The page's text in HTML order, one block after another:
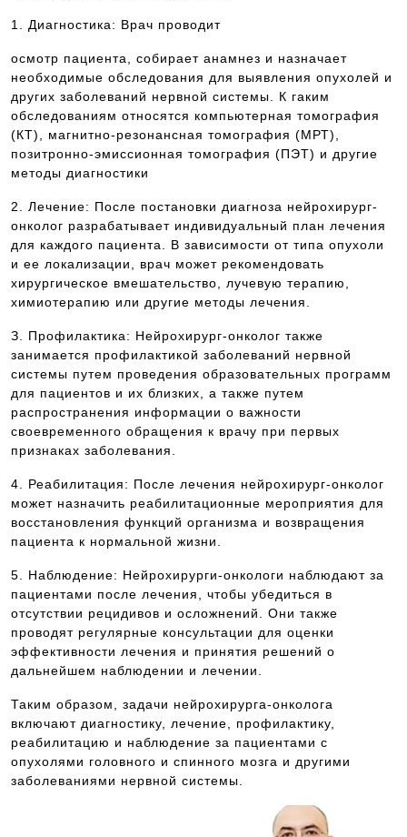
1. Диагностика: Врач проводит
осмотр пациента, собирает анамнез и назначает
необходимые обследования для выявления опухолей и
других заболеваний нервной системы. К гаким
обследованиям относятся компьютерная томография
(КТ), магнитно-резонансная томография (МРТ),
позитронно-эмиссионная томография (ПЭТ) и другие
методы диагностики
2. Лечение: После постановки диагноза нейрохирург-
онколог разрабатывает индивидуальный план лечения
для каждого пациента. В зависимости от типа опухоли
и ее локализации, врач может рекомендовать
хирургическое вмешательство, лучевую терапию,
химиотерапию или другие методы лечения.
З. Профилактика: Нейрохирург-онколог также
занимается профилактикой заболеваний нервной
системы путем проведения образовательных программ
для пациентов и их близких, а также путем
распространения информации о важности
своевременного обращения к врачу при первых
признаках заболевания.
4. Реабилитация: После лечения нейрохирург-онколог
может назначить реабилитационные мероприятия для
восстановления функций организма и возвращения
пациента к нормальной жизни.
5. Наблюдение: Нейрохирурги-онкологи наблюдают за
пациентами после лечения, чтобы убедиться в
отсутствии рецидивов и осложнений. Они также
проводят регулярные консультации для оценки
эффективности лечения и принятия решений о
дальнейшем наблюдении и лечении.
Таким образом, задачи нейрохирурга-онколога
включают диагностику, лечение, профилактику,
реабилитацию и наблюдение за пациентами с
опухолями головного и спинного мозга и другими
заболеваниями нервной системы.